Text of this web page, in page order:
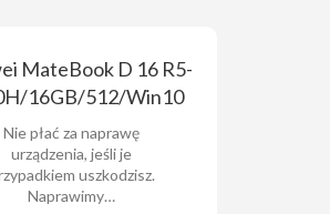
MateBook D 16 R5-
16GB/512/Win10
Nie płać za naprawę
urządzenia, jeśli je
uszkodzisz.
Naprawimy…